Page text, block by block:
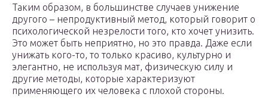
Таким образом, в большинстве случаев унижение
другого – непродуктивный метод, который говорит о
психологической незрелости того, кто хочет унизить.
Это может быть неприятно, но это правда. Даже если
унижать кого-то, то только красиво, культурно и
элегантно, не используя мат, физическую силу и
другие методы, которые характеризуют
применяющего их человека с плохой стороны.